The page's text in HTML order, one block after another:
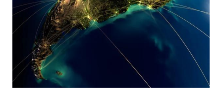
MARIA SONZINI
Aviación Comercial
Aviación General